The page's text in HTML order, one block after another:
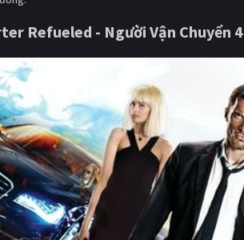
Refueled - Người Vận Chuyển 4